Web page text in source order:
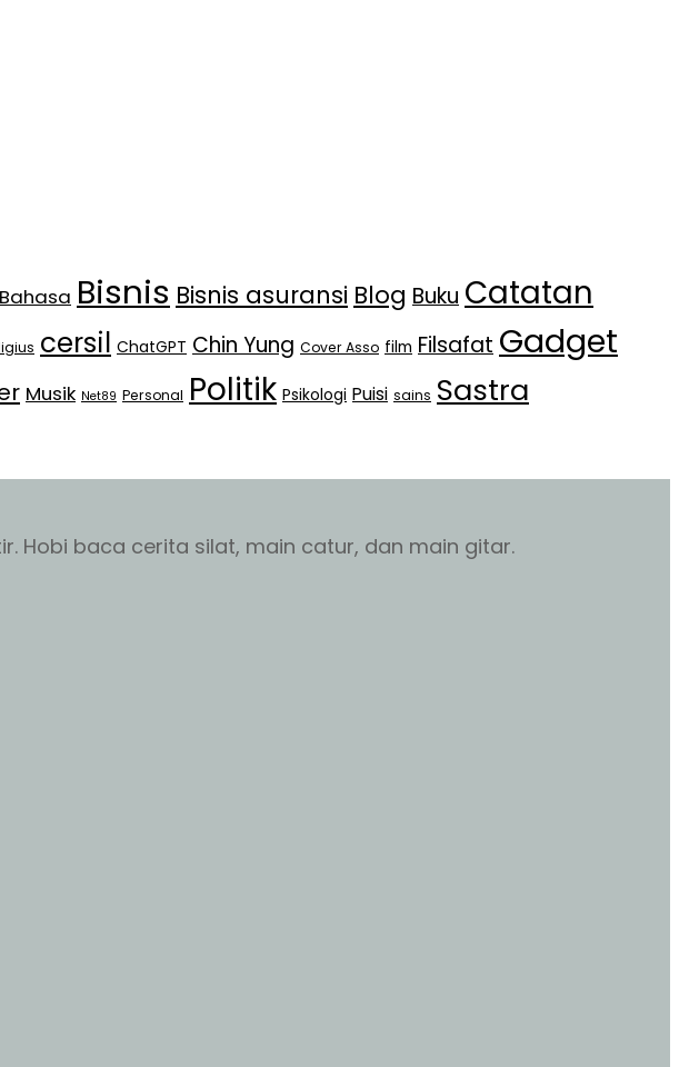
Bahasa Bisnis Bisnis asuransi Blog Buku Catatan
cersil ChatGPT Chin Yung Cover Asso film Filsafat Gadget
Musik Net89 Personal Politik Psikologi Puisi sains Sastra
Hobi baca cerita silat, main catur, dan main gitar.